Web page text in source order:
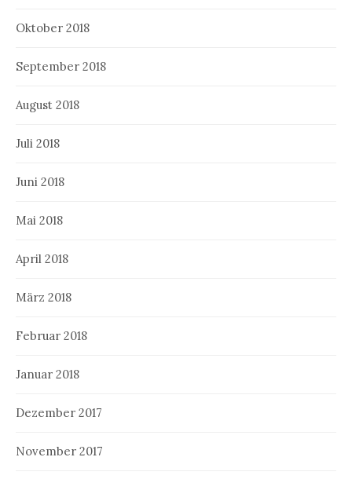
Oktober 2018
September 2018
August 2018
Juli 2018
Juni 2018
Mai 2018
April 2018
März 2018
Februar 2018
Januar 2018
Dezember 2017
November 2017